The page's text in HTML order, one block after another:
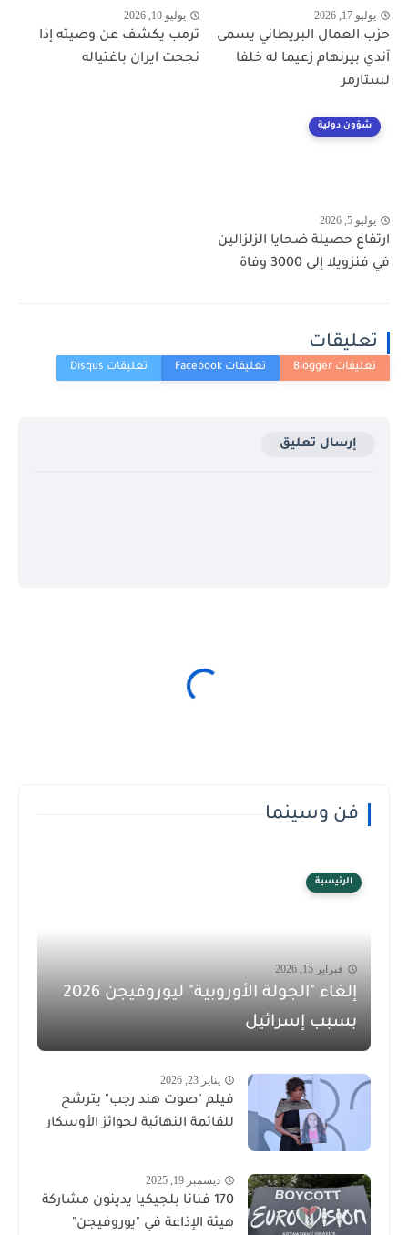
يوليو 17, 2026
حزب العمال البريطاني يسمى
آندي بيرنهام زعيما له خلفا
لستارمر
يوليو 10, 2026
ترمب يكشف عن وصيته إذا
نجحت ايران باغتياله
شؤون دولية
يوليو 5, 2026
ارتفاع حصيلة ضحايا الزلزالين
في فنزويلا إلى 3000 وفاة
تعليقات
إرسال تعليق
فن وسينما
الرئيسية
فبراير 15, 2026
إلغاء "الجولة الأوروبية" ليوروفيجن 2026
بسبب إسرائيل
يناير 23, 2026
فيلم "صوت هند رجب" يترشح
للقائمة النهائية لجوائز الأوسكار
ديسمبر 19, 2025
170 فنانا بلجيكيا يدينون مشاركة
هيئة الإذاعة في "يوروفيجن"